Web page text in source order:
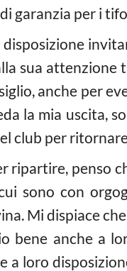
garanzia per i
sua attenzione
anche per
la mia uscita,
club per
ripartire, penso
sono con
Mi dispiace
bene anche a
a loro